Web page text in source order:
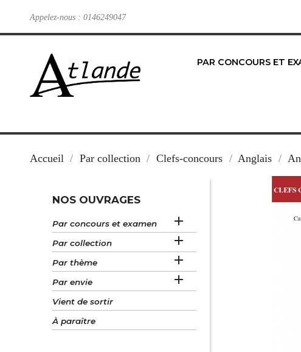
Appelez-nous : 0146249047
PAR CONCOURS ET
Accueil Par collection Clefs-concours Anglais
NOS OUVRAGES
Par concours et examen 
Par collection 
Par thème 
Par envie 
Vient de sortir
À paraître